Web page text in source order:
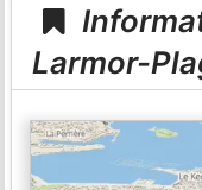
Larmor-